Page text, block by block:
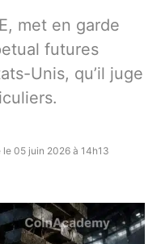
met en garde
futures
Unis, qu’il juge
le 05 juin 2026 à 14h13